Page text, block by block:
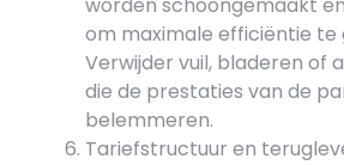
om maximale efficiëntie te
Verwijder vuil, bladeren of
die de prestaties van de
belemmeren.
Tariefstructuur en